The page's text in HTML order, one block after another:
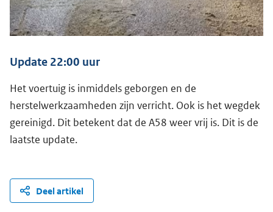
Update 22:00 uur
Het voertuig is inmiddels geborgen en de
herstelwerkzaamheden zijn verricht. Ook is het wegdek
gereinigd. Dit betekent dat de A58 weer vrij is. Dit is de
laatste update.
Deel artikel